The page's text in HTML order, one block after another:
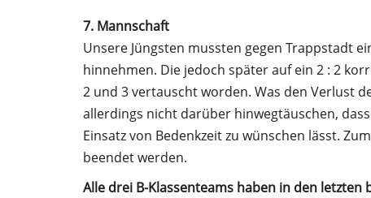
7. Mannschaft
Unsere Jüngsten mussten gegen Trappstadt
hinnehmen. Die jedoch später auf ein 2 : 2
2 und 3 vertauscht worden. Was den Verlust
allerdings nicht darüber hinwegtäuschen,
Einsatz von Bedenkzeit zu wünschen lässt.
beendet werden.
Alle drei B-Klassenteams haben in den